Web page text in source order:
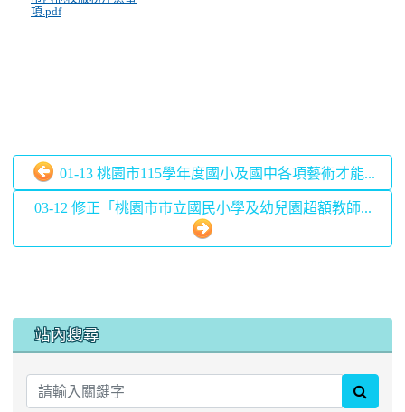
項.pdf
01-13 桃園市115學年度國小及國中各項藝術才能...
03-12 修正「桃園市市立國民小學及幼兒園超額教師...
站內搜尋